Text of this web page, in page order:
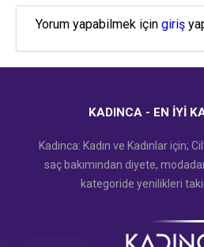
Yorum yapabilmek için giriş
KADINCA - EN İYI
Kadınca: Kadın ve Kadınlar için;
saç bakımından diyete,
kategoride yenilikleri